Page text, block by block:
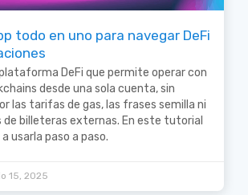
todo en uno para navegar DeFi
DeFi que permite operar con
desde una sola cuenta, sin
las tarifas de gas, las frases semilla ni
de billeteras externas. En este tutorial
usarla paso a paso.
15, 2025